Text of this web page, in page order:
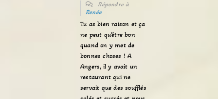
Répondre à
Renée
Tu as bien raison et ça
ne peut qu’être bon
quand on y met de
bonnes choses ! A
Angers, il y avait un
restaurant qui ne
servait que des soufflés